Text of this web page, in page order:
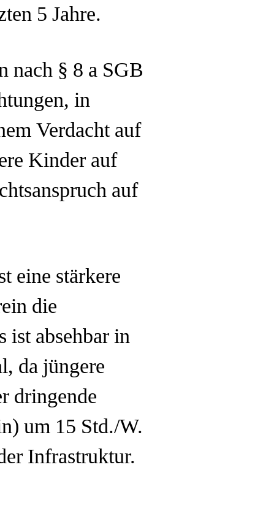
5 Jahre.
nach § 8 a SGB
in
Verdacht auf
Kinder auf
auf
eine stärkere
die
ist absehbar in
da jüngere
dringende
um 15 Std./W.
Infrastruktur.